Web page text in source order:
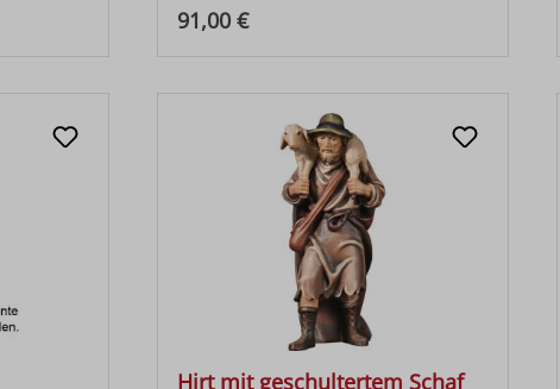
Regulärer Preis:
91,00 €
Hirt mit geschultertem Schaf